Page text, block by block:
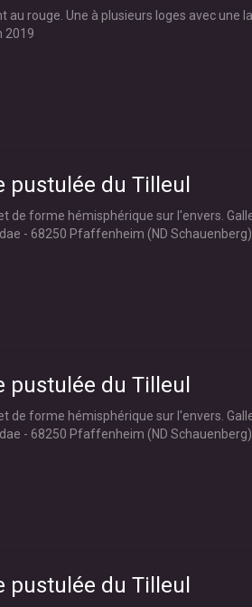
rouge. Une à plusieurs loges avec une
2019
pustulée du Tilleul
forme hémisphérique sur l'envers.
- 68250 Pfaffenheim (ND
pustulée du Tilleul
forme hémisphérique sur l'envers.
- 68250 Pfaffenheim (ND
pustulée du Tilleul